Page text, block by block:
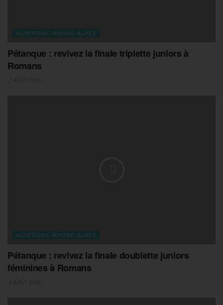
AUVERGNE-RHONE-ALPES
Pétanque : revivez la finale triplette juniors à
Romans
AUVERGNE-RHONE-ALPES
Pétanque : revivez la finale doublette juniors
féminines à Romans